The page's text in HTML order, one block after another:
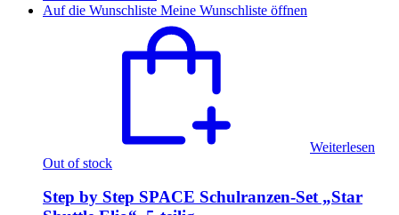
Auf die Wunschliste Meine Wunschliste öffnen
Weiterlesen
Out of stock
Step by Step SPACE Schulranzen-Set „Star